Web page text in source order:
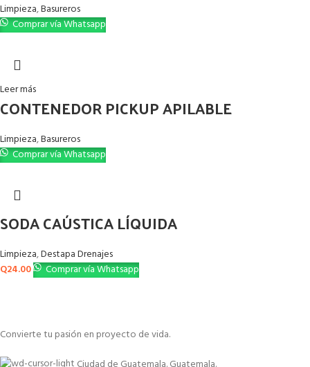
Limpieza,Basureros
Comprar vía Whatsapp
Leer más
CONTENEDOR PICKUP APILABLE
Limpieza,Basureros
Comprar vía Whatsapp
SODA CAÚSTICA LÍQUIDA
Limpieza,Destapa Drenajes
Q24.00 Comprar vía Whatsapp
Convierte tu pasión en proyecto de vida.